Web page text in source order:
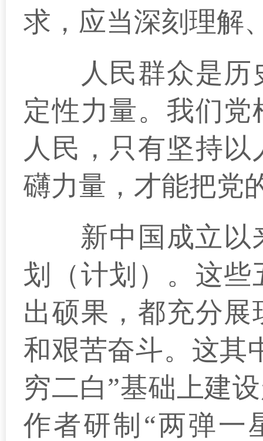
求，应当深刻理解
人民群众是历
定性力量。我们
人民，只有坚持
礴力量，才能把党
新中国成立以来
划（计划）。这
出硕果，都充分
和艰苦奋斗。这其
穷二白”基础上建
作者研制“两弹一